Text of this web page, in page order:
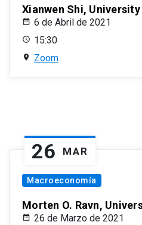
Xianwen Shi,
6 de Abril de 2021
15:30
Zoom
26 MAR
Macroeconomía
Morten O. Ravn,
26 de Marzo de 2021